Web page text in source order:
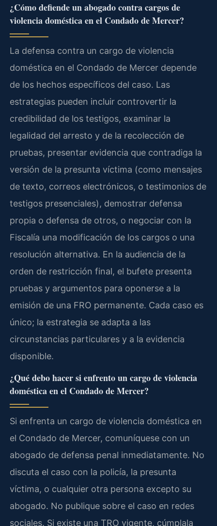
¿Cómo defiende un abogado contra cargos de
violencia doméstica en el Condado de Mercer?
La defensa contra un cargo de violencia
doméstica en el Condado de Mercer depende
de los hechos específicos del caso. Las
estrategias pueden incluir controvertir la
credibilidad de los testigos, examinar la
legalidad del arresto y de la recolección de
pruebas, presentar evidencia que contradiga la
versión de la presunta víctima (como mensajes
de texto, correos electrónicos, o testimonios de
testigos presenciales), demostrar defensa
propia o defensa de otros, o negociar con la
Fiscalía una modificación de los cargos o una
resolución alternativa. En la audiencia de la
orden de restricción final, el bufete presenta
pruebas y argumentos para oponerse a la
emisión de una FRO permanente. Cada caso es
único; la estrategia se adapta a las
circunstancias particulares y a la evidencia
disponible.
¿Qué debo hacer si enfrento un cargo de violencia
doméstica en el Condado de Mercer?
Si enfrenta un cargo de violencia doméstica en
el Condado de Mercer, comuníquese con un
abogado de defensa penal inmediatamente. No
discuta el caso con la policía, la presunta
víctima, o cualquier otra persona excepto su
abogado. No publique sobre el caso en redes
sociales. Si existe una TRO vigente, cúmplala